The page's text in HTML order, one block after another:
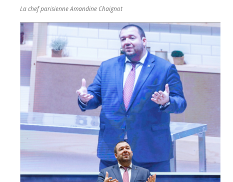
La chef parisienne Amandine Chaignot